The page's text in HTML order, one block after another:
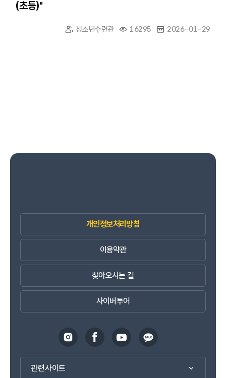
(초등)"
청소년수련관 16295 2026-01-29
개인정보처리방침
이용약관
찾아오시는 길
사이버투어
관련사이트